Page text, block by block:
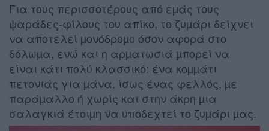
Για τους περισσοτέρους από εµάς τους
ψαράδες-φίλους του απίκο, το ζυµάρι δείχνει
να αποτελεί µονόδροµο όσον αφορά στο
δόλωµα, ενώ και η αρµατωσιά µπορεί να
είναι κάτι πολύ κλασσικό: ένα κοµµάτι
πετονιάς για µάνα, ίσως ένας φελλός, µε
παράµαλλο ή χωρίς και στην άκρη µια
σαλαγκιά έτοιµη να υποδεχτεί το ζυµάρι µας.